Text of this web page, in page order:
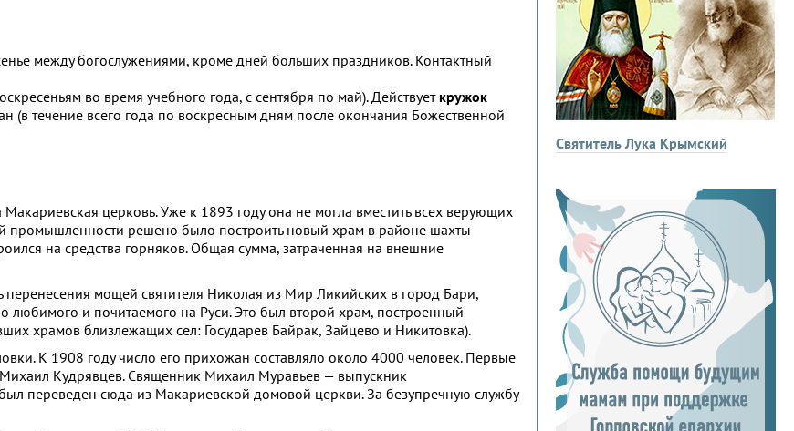
между богослужениями, кроме дней больших праздников. Контактный
во время учебного года, с сентября по май). Действуеткружок
(в течение всего года по воскресным дням после окончания Божественной
церковь. Уже к 1893 году она не могла вместить всех верующих
промышленности решено было построить новый храм в районе шахты
на средства горняков. Общая сумма, затраченная на внешние
мощей святителя Николая из Мир Ликийских в город Бари,
любимого и почитаемого на Руси. Это был второй храм, построенный
храмов близлежащих сел: Государев Байрак, Зайцево и Никитовка).
К 1908 году число его прихожан составляло около 4000 человек. Первые
Кудрявцев. Священник Михаил Муравьев — выпускник
переведен сюда из Макариевской домовой церкви. За безупречную службу
Святитель Лука Крымский